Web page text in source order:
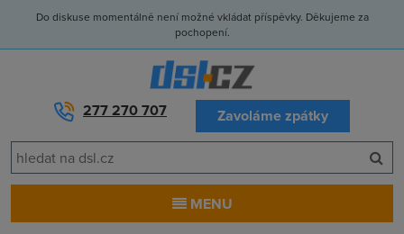
Do diskuse momentálně není možné vkládat příspěvky. Děkujeme za
pochopení.
277 270 707 Zavoláme zpátky
MENU